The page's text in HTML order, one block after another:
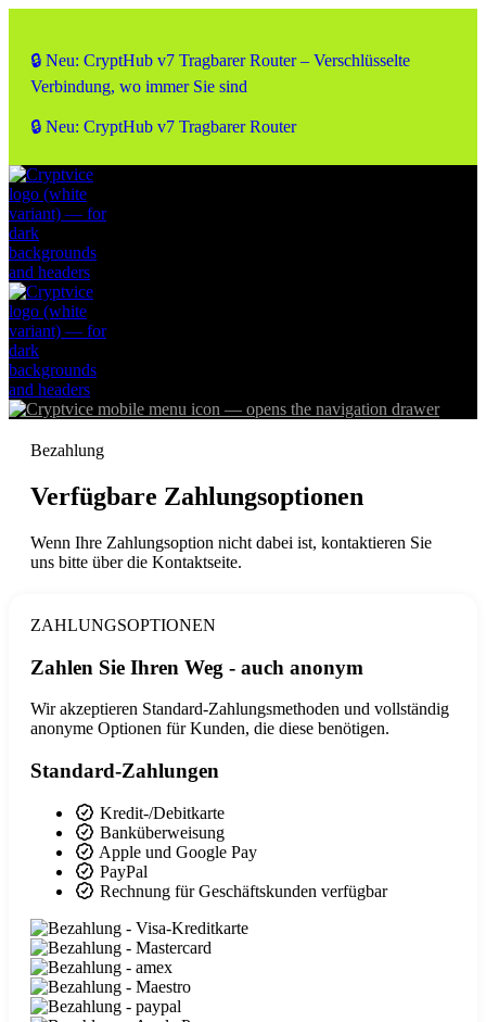
🔒 Neu: CryptHub v7 Tragbarer Router – Verschlüsselte
Verbindung, wo immer Sie sind
🔒 Neu: CryptHub v7 Tragbarer Router
Bezahlung
Verfügbare Zahlungsoptionen
Wenn Ihre Zahlungsoption nicht dabei ist, kontaktieren Sie
uns bitte über die Kontaktseite.
ZAHLUNGSOPTIONEN
Zahlen Sie Ihren Weg - auch anonym
Wir akzeptieren Standard-Zahlungsmethoden und vollständig
anonyme Optionen für Kunden, die diese benötigen.
Standard-Zahlungen
Kredit-/Debitkarte
Banküberweisung
Apple und Google Pay
PayPal
Rechnung für Geschäftskunden verfügbar